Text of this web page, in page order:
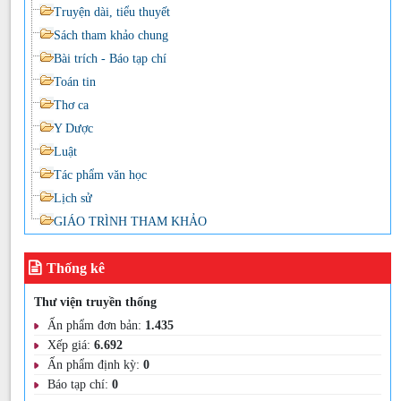
Truyện dài, tiểu thuyết
Sách tham khảo chung
Bài trích - Báo tạp chí
Toán tin
Thơ ca
Y Dược
Luật
Tác phẩm văn học
Lịch sử
GIÁO TRÌNH THAM KHẢO
Thống kê
Thư viện truyền thống
Ấn phẩm đơn bản: 1.435
Xếp giá: 6.692
Ấn phẩm định kỳ: 0
Báo tạp chí: 0